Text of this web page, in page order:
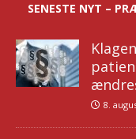
SENESTE NYT –
8.